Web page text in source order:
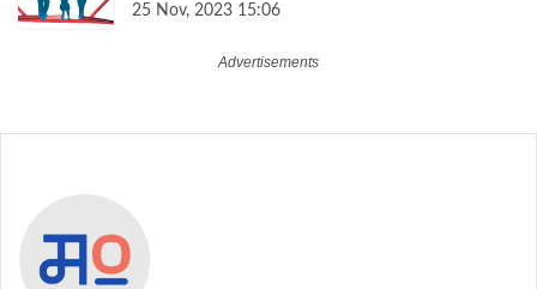
25 Nov, 2023 15:06